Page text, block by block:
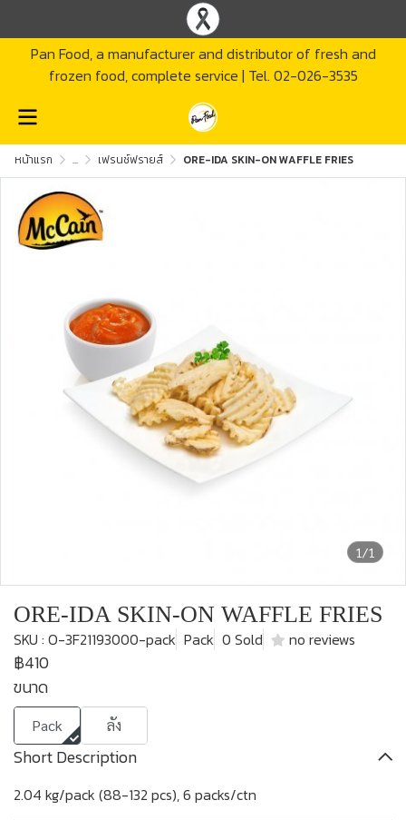
Pan Food, a manufacturer and distributor of fresh and
frozen food, complete service | Tel. 02-026-3535
หน้าแรก ... เฟรนช์ฟรายส์ ORE-IDA SKIN-ON WAFFLE FRIES
1/1
ORE-IDA SKIN-ON WAFFLE FRIES
SKU : O-3F21193000-pack Pack 0 Sold no reviews
฿410
ขนาด
Pack ลัง
Short Description
2.04 kg/pack (88-132 pcs), 6 packs/ctn